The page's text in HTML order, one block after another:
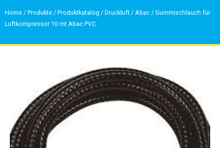
Home / Produkte / Produktkatalog / Druckluft / Abac / Gummischlauch für
Luftkompressor 10 mt Abac PVC